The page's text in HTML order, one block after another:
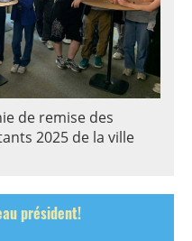
de remise des
2025 de la ville
président!